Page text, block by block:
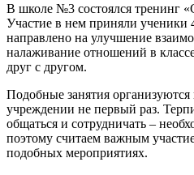
В школе №3 состоялся тренинг
Участие в нем приняли ученики
направлено на улучшение
налаживание отношений в
друг с другом.
Подобные занятия организуются
учреждении не первый раз.
общаться и сотрудничать –
поэтому считаем важным
подобных мероприятиях.